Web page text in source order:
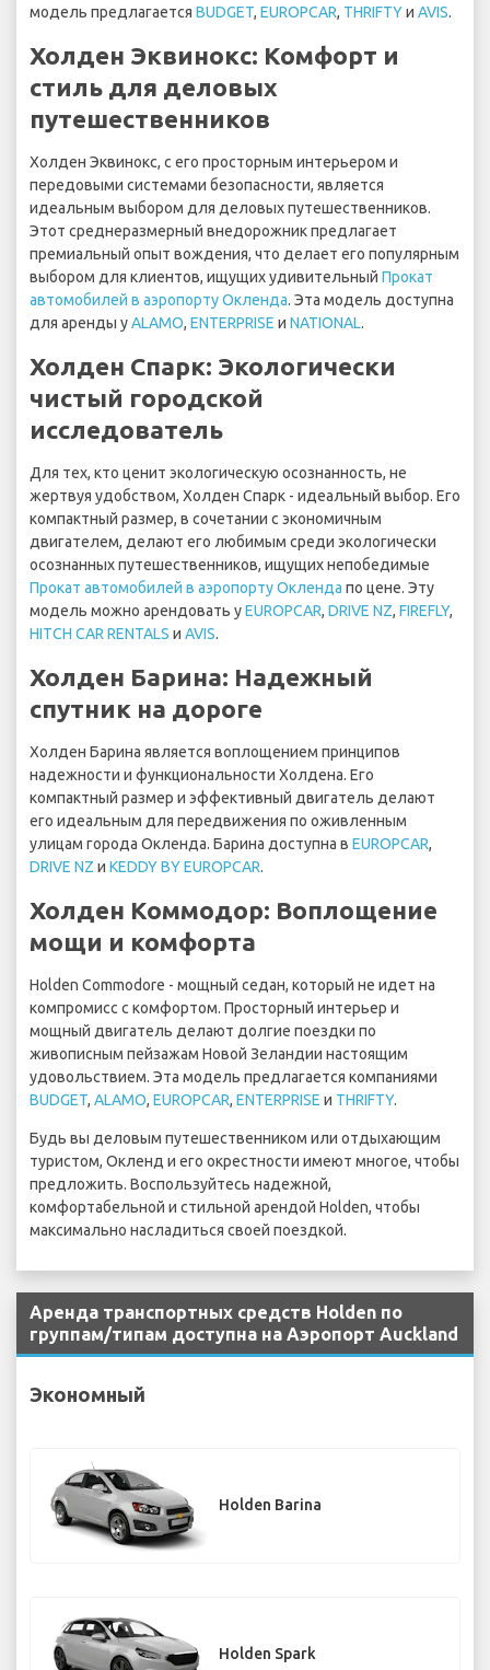
модель предлагается BUDGET, EUROPCAR, THRIFTYи AVIS.
Холден Эквинокс: Комфорт и
стиль для деловых
путешественников
Холден Эквинокс, с его просторным интерьером и
передовыми системами безопасности, является
идеальным выбором для деловых путешественников.
Этот среднеразмерный внедорожник предлагает
премиальный опыт вождения, что делает его популярным
выбором для клиентов, ищущих удивительный Прокат
автомобилей в аэропорту Окленда. Эта модель доступна
для аренды уALAMO, ENTERPRISE и NATIONAL.
Холден Спарк: Экологически
чистый городской
исследователь
Для тех, кто ценит экологическую осознанность, не
жертвуя удобством, Холден Спарк - идеальный выбор. Его
компактный размер, в сочетании с экономичным
двигателем, делают его любимым среди экологически
осознанных путешественников, ищущих непобедимые
Прокат автомобилей в аэропорту Окленда по цене. Эту
модель можно арендовать уEUROPCAR, DRIVE NZ, FIREFLY,
HITCH CAR RENTALS и AVIS.
Холден Барина: Надежный
спутник на дороге
Холден Барина является воплощением принципов
надежности и функциональности Холдена. Его
компактный размер и эффективный двигатель делают
его идеальным для передвижения по оживленным
улицам города Окленда. Барина доступна в EUROPCAR,
DRIVE NZ и KEDDY BY EUROPCAR.
Холден Коммодор: Воплощение
мощи и комфорта
Holden Commodore - мощный седан, который не идет на
компромисс с комфортом. Просторный интерьер и
мощный двигатель делают долгие поездки по
живописным пейзажам Новой Зеландии настоящим
удовольствием. Эта модель предлагается компаниями
BUDGET, ALAMO, EUROPCAR, ENTERPRISE и THRIFTY.
Будь вы деловым путешественником или отдыхающим
туристом, Окленд и его окрестности имеют многое, чтобы
предложить. Воспользуйтесь надежной,
комфортабельной и стильной арендой Holden, чтобы
максимально насладиться своей поездкой.
Аренда транспортных средств Holden по
группам/типам доступна на Аэропорт Auckland
Экономный
Holden Barina
Holden Spark